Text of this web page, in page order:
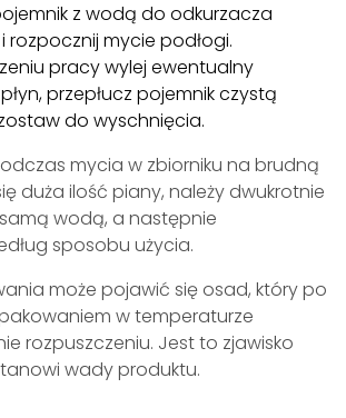
z wodą do odkurzacza
rozpocznij mycie podłogi.
pracy wylej ewentualny
przepłucz pojemnik czystą
do wyschnięcia.
mycia w zbiorniku na brudną
duża ilość piany, należy dwukrotnie
wodą, a następnie
sposobu użycia.
może pojawić się osad, który po
w temperaturze
rozpuszczeniu. Jest to zjawisko
wady produktu.